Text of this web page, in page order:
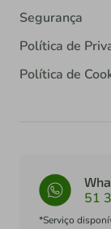
Segurança
Política de
Política de
51
*Serviço